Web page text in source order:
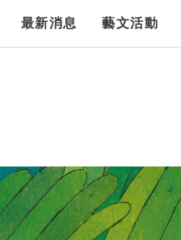
最新消息 藝文活動